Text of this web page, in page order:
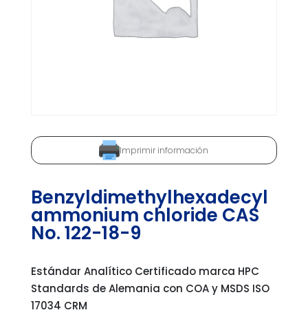
Imprimir información
Benzyldimethylhexadecyl
ammonium chloride CAS
No. 122-18-9
Estándar Analítico Certificado marca HPC
Standards de Alemania con COA y MSDS ISO
17034 CRM